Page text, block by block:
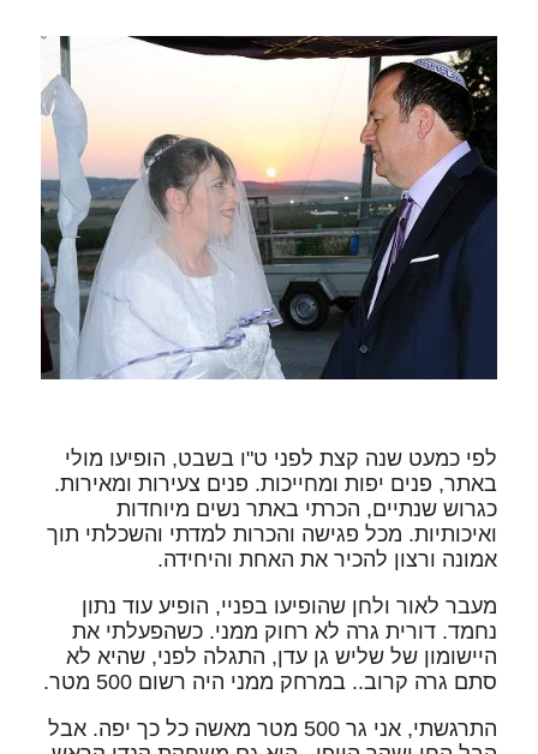
לפי כמעט שנה קצת לפני ט"ו בשבט, הופיעו מולי
באתר, פנים יפות ומחייכות. פנים צעירות ומאירות.
כגרוש שנתיים, הכרתי באתר נשים מיוחדות
ואיכותיות. מכל פגישה והכרות למדתי והשכלתי תוך
אמונה ורצון להכיר את האחת והיחידה.
מעבר לאור ולחן שהופיעו בפניי, הופיע עוד נתון
נחמד. דורית גרה לא רחוק ממני. כשהפעלתי את
היישומון של שליש גן עדן, התגלה לפני, שהיא לא
סתם גרה קרוב.. במרחק ממני היה רשום 500 מטר.
התרגשתי, אני גר 500 מטר מאשה כל כך יפה. אבל